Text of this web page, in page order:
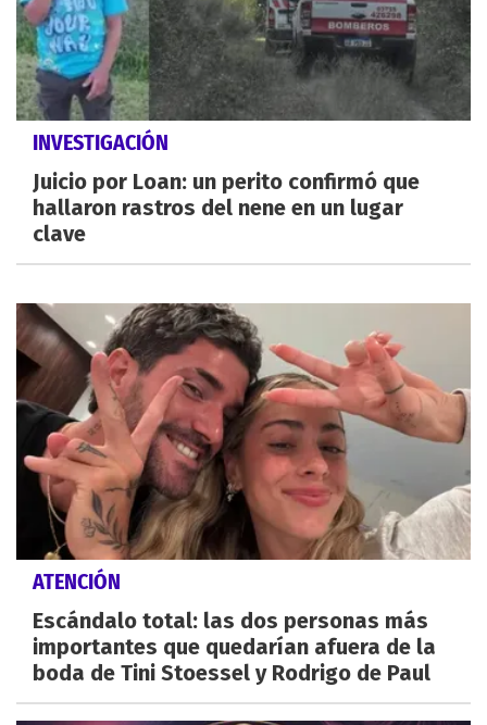
INVESTIGACIÓN
Juicio por Loan: un perito confirmó que
hallaron rastros del nene en un lugar
clave
ATENCIÓN
Escándalo total: las dos personas más
importantes que quedarían afuera de la
boda de Tini Stoessel y Rodrigo de Paul